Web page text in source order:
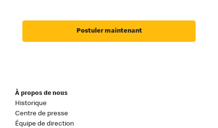
Postuler maintenant
À propos de nous
Historique
Centre de presse
Équipe de direction